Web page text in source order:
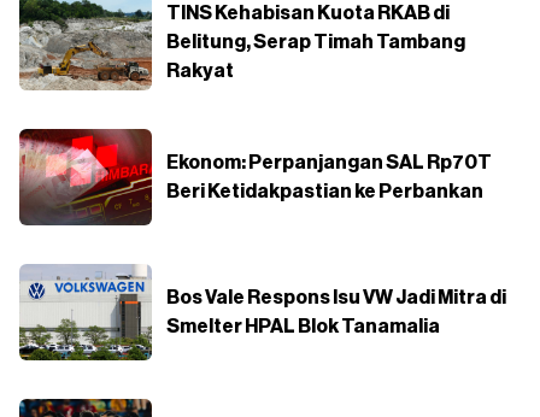
TINS Kehabisan Kuota RKAB di
Belitung, Serap Timah Tambang
Rakyat
Ekonom: Perpanjangan SAL Rp70T
Beri Ketidakpastian ke Perbankan
Bos Vale Respons Isu VW Jadi Mitra di
Smelter HPAL Blok Tanamalia